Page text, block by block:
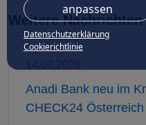
anpassen
Datenschutzerklärung
Cookierichtlinie
Weitere Nachrichten
Anadi Bank neu im
CHECK24 Österreich